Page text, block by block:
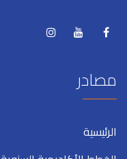
مصادر
الرئيسية